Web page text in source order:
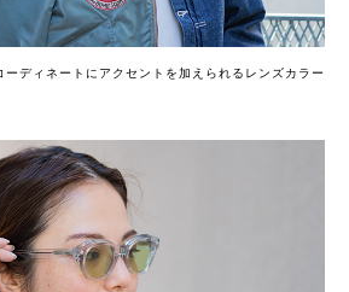
ーディネートにアクセントを加えられるレンズカラー